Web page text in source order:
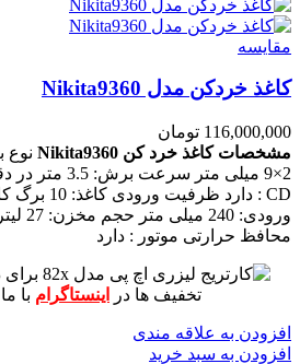
مقايسه
کاغذ خردکن مدل Nikita9360
116,000,000 تومان
مشخصات کاغذ خرد کن Nikita9360
نوع
2×9 میلی متر
سرعت برش: 3.5 متر در دقیقه
CD : دارد
ظرفیت ورودی کاغذ: 10 برگ کاغذ 70 گرمی
ورودی: 240 میلی متر
حجم مخزن: 27 لیتر
محافظ حرارتی موتور : دارد
تخفیف ها در
اینستاگرام با
افزودن به علاقه مندی
افزودن به سبد خرید